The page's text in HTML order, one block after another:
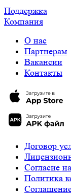
Поддержка
Компания
О нас
Партнерам
Вакансии
Контакты
Договор
Cогласие
Политика